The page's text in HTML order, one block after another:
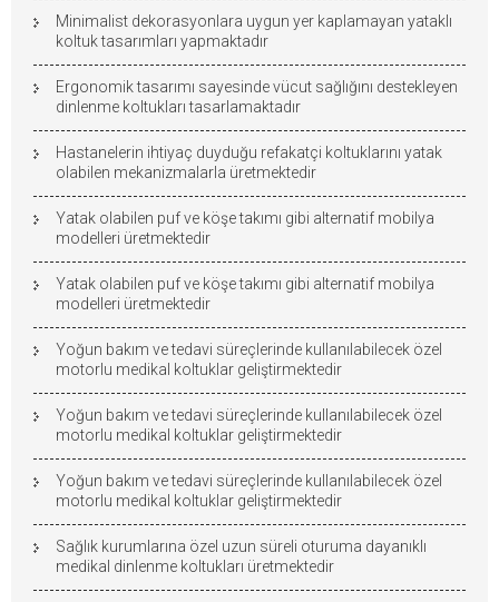
Minimalist dekorasyonlara uygun yer kaplamayan yataklı
koltuk tasarımları yapmaktadır
Ergonomik tasarımı sayesinde vücut sağlığını destekleyen
dinlenme koltukları tasarlamaktadır
Hastanelerin ihtiyaç duyduğu refakatçi koltuklarını yatak
olabilen mekanizmalarla üretmektedir
Yatak olabilen puf ve köşe takımı gibi alternatif mobilya
modelleri üretmektedir
Yatak olabilen puf ve köşe takımı gibi alternatif mobilya
modelleri üretmektedir
Yoğun bakım ve tedavi süreçlerinde kullanılabilecek özel
motorlu medikal koltuklar geliştirmektedir
Yoğun bakım ve tedavi süreçlerinde kullanılabilecek özel
motorlu medikal koltuklar geliştirmektedir
Yoğun bakım ve tedavi süreçlerinde kullanılabilecek özel
motorlu medikal koltuklar geliştirmektedir
Sağlık kurumlarına özel uzun süreli oturuma dayanıklı
medikal dinlenme koltukları üretmektedir